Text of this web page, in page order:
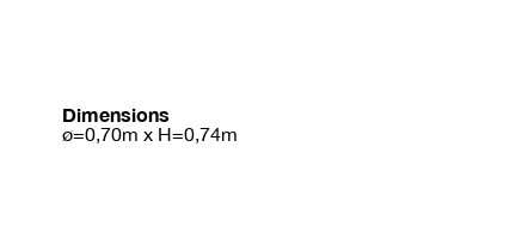
Dimensions
ø=0,70m x H=0,74m